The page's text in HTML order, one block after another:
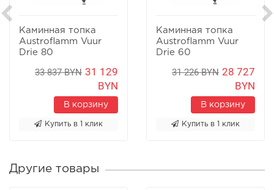
Каминная топка
Austroflamm Vuur
Drie 80
33 837 BYN 31 129
BYN
В корзину
Купить в 1 клик
Каминная топка
Austroflamm Vuur
Drie 60
31 226 BYN 28 727
BYN
В корзину
Купить в 1 клик
Другие товары